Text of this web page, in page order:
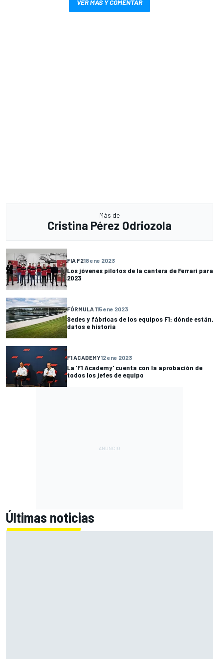
VER MÁS Y COMENTAR
Más de
Cristina Pérez Odriozola
FIA F218 ene 2023
Los jóvenes pilotos de la cantera de Ferrari para
2023
FÓRMULA 115 ene 2023
Sedes y fábricas de los equipos F1: dónde están,
datos e historia
F1 ACADEMY12 ene 2023
La 'F1 Academy' cuenta con la aprobación de
todos los jefes de equipo
Últimas noticias